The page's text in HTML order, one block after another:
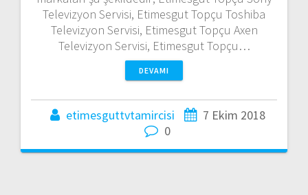
Televizyon Servisi, Etimesgut Topçu Toshiba
Televizyon Servisi, Etimesgut Topçu Axen
Televizyon Servisi, Etimesgut Topçu…
DEVAMI
etimesguttvtamircisi
7 Ekim 2018
0